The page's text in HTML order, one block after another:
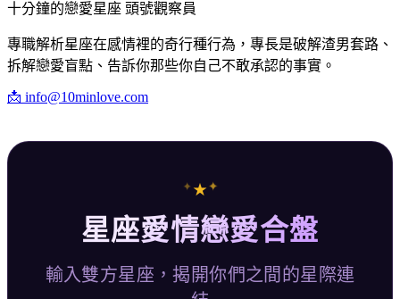
十分鐘的戀愛星座 頭號觀察員
專職解析星座在感情裡的奇行種行為，專長是破解渣男套路、
拆解戀愛盲點、告訴你那些你自己不敢承認的事實。
📩 info@10minlove.com
✦ ★ ✦
星座愛情戀愛合盤
輸入雙方星座，揭開你們之間的星際連